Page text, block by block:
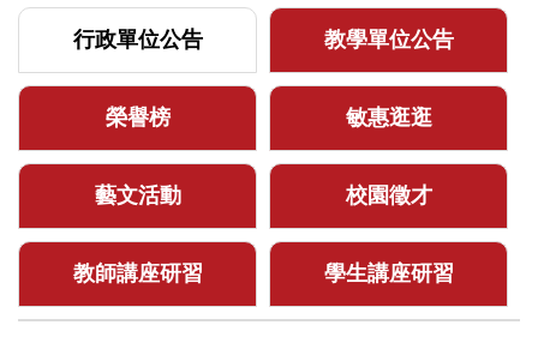
行政單位公告 教學單位公告
榮譽榜 敏惠逛逛
藝文活動 校園徵才
教師講座研習 學生講座研習